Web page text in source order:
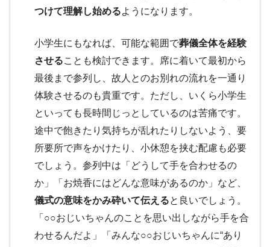
つけて理解し始めるようになります。
小学生にもなれば、可能な範囲で葬儀全体を経験
させることも検討できます。席に着いて最初から
最後まで参列し、故人とのお別れの流れを一通り
体験させるのも貴重です。ただし、いくら小学生
といっても長時間じっとしているのは苦痛です。
途中で飽きたり気持ちが乱れたりしないよう、要
所要所で声をかけたり、小休憩を挟む配慮も必要
でしょう。参列中は「どうして手を合わせるの
か」「お焼香にはどんな意味があるのか」など、
儀式の意味をかみ砕いて伝えると良いでしょう。
「○○おじいちゃんのことを思い出しながら手を合
わせるんだよ」「みんな○○おじいちゃんに“あり